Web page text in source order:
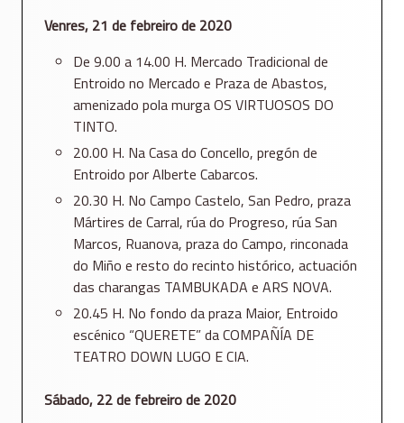
Venres, 21 de febreiro de 2020
De 9.00 a 14.00 H. Mercado Tradicional de
Entroido no Mercado e Praza de Abastos,
amenizado pola murga OS VIRTUOSOS DO
TINTO.
20.00 H. Na Casa do Concello, pregón de
Entroido por Alberte Cabarcos.
20.30 H. No Campo Castelo, San Pedro, praza
Mártires de Carral, rúa do Progreso, rúa San
Marcos, Ruanova, praza do Campo, rinconada
do Miño e resto do recinto histórico, actuación
das charangas TAMBUKADA e ARS NOVA.
20.45 H. No fondo da praza Maior, Entroido
escénico “QUERETE” da COMPAÑÍA DE
TEATRO DOWN LUGO E CIA.
Sábado, 22 de febreiro de 2020